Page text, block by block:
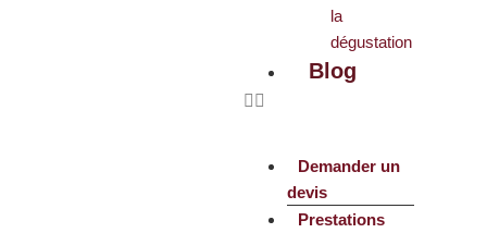
la
dégustation
Blog
Demander un
devis
Prestations